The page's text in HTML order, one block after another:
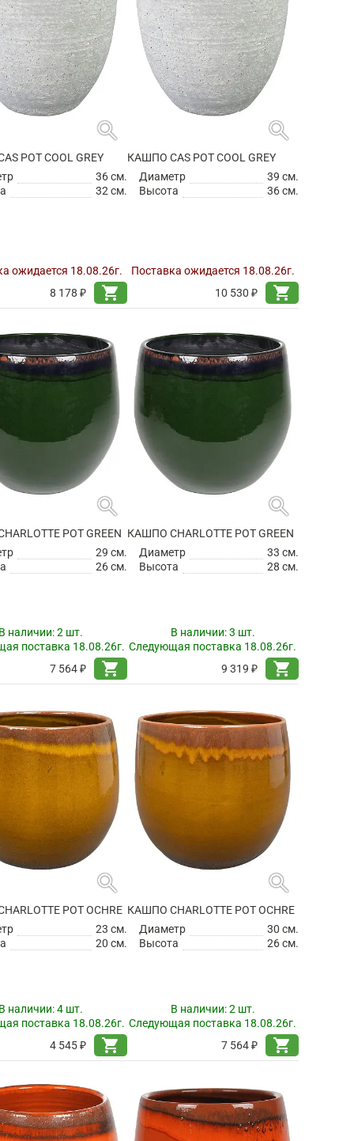
search
POT COOL GREY
36 см.
32 см.
ожидается 18.08.26г.
8 178 ₽
shopping_cart
search
КАШПО CAS POT COOL GREY
Диаметр
39 см.
Высота
36 см.
Поставка ожидается 18.08.26г.
10 530 ₽
shopping_cart
search
POT GREEN
29 см.
26 см.
наличии:2 шт.
поставка 18.08.26г.
7 564 ₽
shopping_cart
search
КАШПО CHARLOTTE POT GREEN
Диаметр
33 см.
Высота
28 см.
В наличии:3 шт.
Следующая поставка 18.08.26г.
9 319 ₽
shopping_cart
search
POT OCHRE
23 см.
20 см.
наличии:4 шт.
поставка 18.08.26г.
4 545 ₽
shopping_cart
search
КАШПО CHARLOTTE POT OCHRE
Диаметр
30 см.
Высота
26 см.
В наличии:2 шт.
Следующая поставка 18.08.26г.
7 564 ₽
shopping_cart